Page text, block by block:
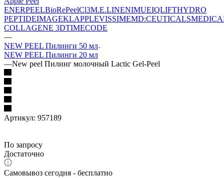
ENERPEELBioRePeelCl3M.E.LINENIMUEIQLIFTHYDRO
PEPTIDEIMAGEKLAPPLEVISSIMEMD:CEUTICALS
COLLAGENE 3DTIMECODE
—
NEW PEEL Пилинги 50 мл
NEW PEEL Пилинги 20 мл
—New peel Пилинг молочный Lactic Gel-Peel
Артикул: 957189
По запросу
Достаточно
Самовывоз сегодня - бесплатно